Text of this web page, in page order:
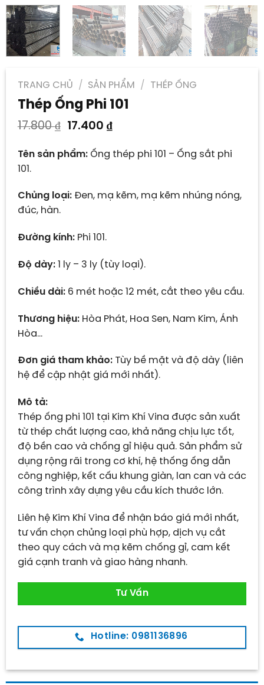
TRANG CHỦ / SẢN PHẨM / THÉP ỐNG
Thép Ống Phi 101
17.800₫
Giá
là:
17.800 ₫.
17.400 ₫Giá
tại
là:
Tên sản phẩm:Ống thép phi 101 – Ống sắt phi
101.
Chủng loại:Đen, mạ kẽm, mạ kẽm nhúng nóng,
đúc, hàn.
Đường kính:Phi 101.
Độ dày:1 ly – 3 ly (tùy loại).
Chiều dài:6 mét hoặc 12 mét, cắt theo yêu cầu.
Thương hiệu:Hòa Phát, Hoa Sen, Nam Kim, Ánh
Hòa…
Đơn giá tham khảo:Tùy bề mặt và độ dày (liên
hệ để cập nhật giá mới nhất).
Mô tả:
Thép ống phi 101 tại Kim Khí Vina được sản xuất
từ thép chất lượng cao, khả năng chịu lực tốt,
độ bền cao và chống gỉ hiệu quả. Sản phẩm sử
dụng rộng rãi trong cơ khí, hệ thống ống dẫn
công nghiệp, kết cấu khung giàn, lan can và các
công trình xây dựng yêu cầu kích thước lớn.
Liên hệ Kim Khí Vina để nhận báo giá mới nhất,
tư vấn chọn chủng loại phù hợp, dịch vụ cắt
theo quy cách và mạ kẽm chống gỉ, cam kết
giá cạnh tranh và giao hàng nhanh.
Tư Vấn
Hotline: 0981136896